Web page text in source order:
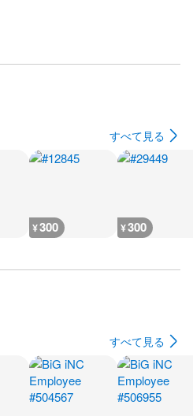
すべて見る
¥300 ¥300
すべて見る